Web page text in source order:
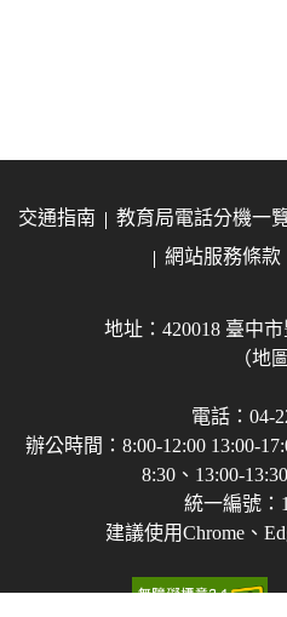
交通指南 教育局電話分機一
網站服務條款
地址：420018 臺中
（地
電話：04-
辦公時間：8:00-12:00 13:00-
8:30、13:00-
統一編號：
建議使用Chrome、